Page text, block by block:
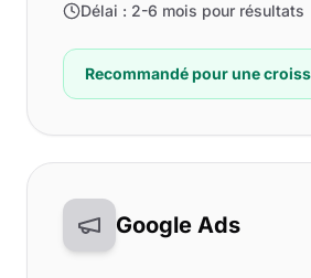
Délai : 2-6 mois pour résultats
Recommandé pour une
Google Ads